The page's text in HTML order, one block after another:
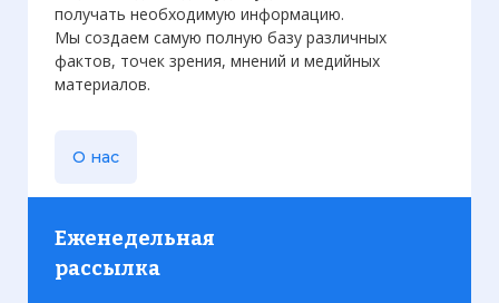
получать необходимую информацию.
Мы создаем самую полную базу различных
фактов, точек зрения, мнений и медийных
материалов.
О нас
Еженедельная
рассылка